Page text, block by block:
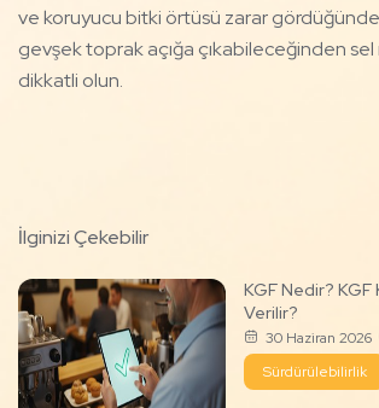
ve koruyucu bitki örtüsü zarar
gevşek toprak açığa çıkabileceğinden sel
dikkatli olun.
İlginizi Çekebilir
KGF Nedir?
Verilir?
30 Haziran 2026
Sürdürülebilirlik